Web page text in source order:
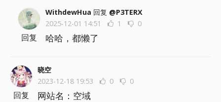
WithdewHua 回复 @P3TERX
2025-12-01 14:51
1 0
哈哈，都懒了
回复
晓空
2023-12-18 19:53
0 0
网站名：空域
回复